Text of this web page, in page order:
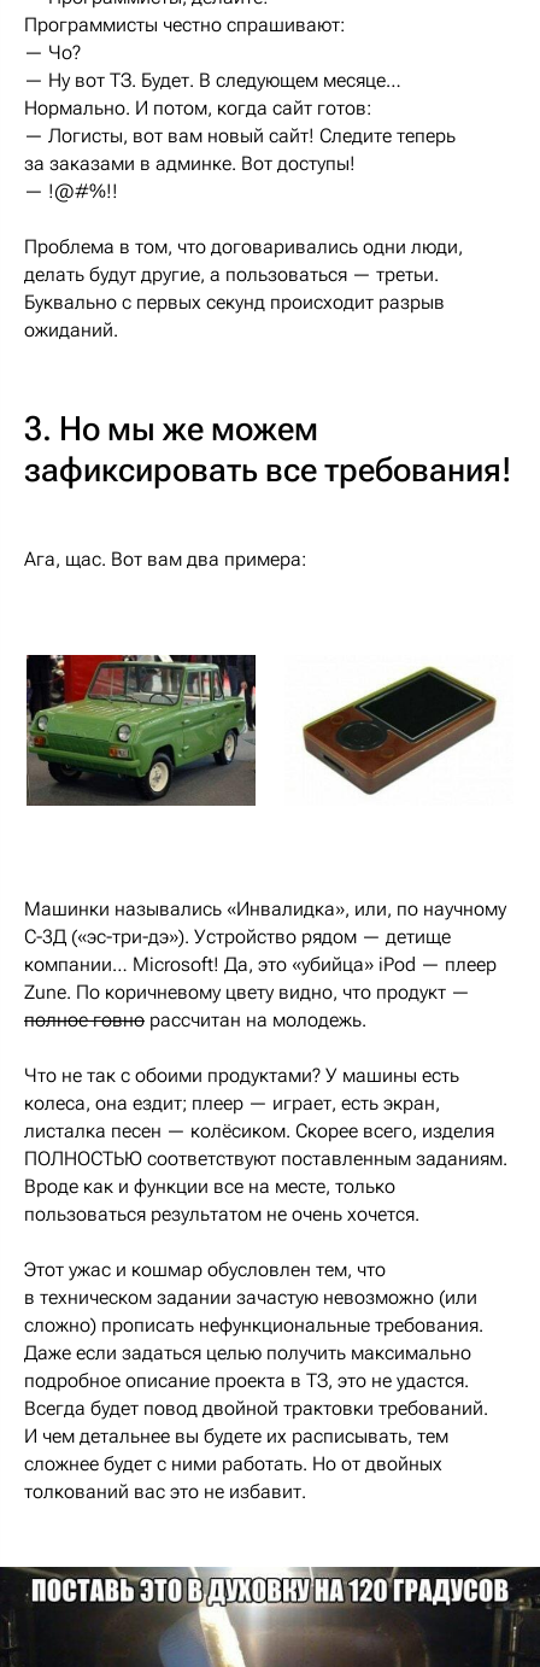
Программисты честно спрашивают:
— Чо?
— Ну вот ТЗ. Будет. В следующем месяце…
Нормально. И потом, когда сайт готов:
— Логисты, вот вам новый сайт! Следите теперь
за заказами в админке. Вот доступы!
— !@#%!!
Проблема в том, что договаривались одни люди,
делать будут другие, а пользоваться — третьи.
Буквально с первых секунд происходит разрыв
ожиданий.
3. Но мы же можем
зафиксировать все требования!
Ага, щас. Вот вам два примера:
Машинки назывались «Инвалидка», или, по научному
С-3Д («эс-три-дэ»). Устройство рядом — детище
компании… Microsoft! Да, это «убийца» iPod — плеер
Zune. По коричневому цвету видно, что продукт —
полное говно рассчитан на молодежь.
Что не так с обоими продуктами? У машины есть
колеса, она ездит; плеер — играет, есть экран,
листалка песен — колёсиком. Скорее всего, изделия
ПОЛНОСТЬЮ соответствуют поставленным заданиям.
Вроде как и функции все на месте, только
пользоваться результатом не очень хочется.
Этот ужас и кошмар обусловлен тем, что
в техническом задании зачастую невозможно (или
сложно) прописать нефункциональные требования.
Даже если задаться целью получить максимально
подробное описание проекта в ТЗ, это не удастся.
Всегда будет повод двойной трактовки требований.
И чем детальнее вы будете их расписывать, тем
сложнее будет с ними работать. Но от двойных
толкований вас это не избавит.